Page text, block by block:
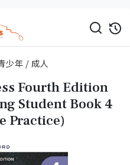
少年 / 成人
Fourth Edition
Student Book 4
Practice)